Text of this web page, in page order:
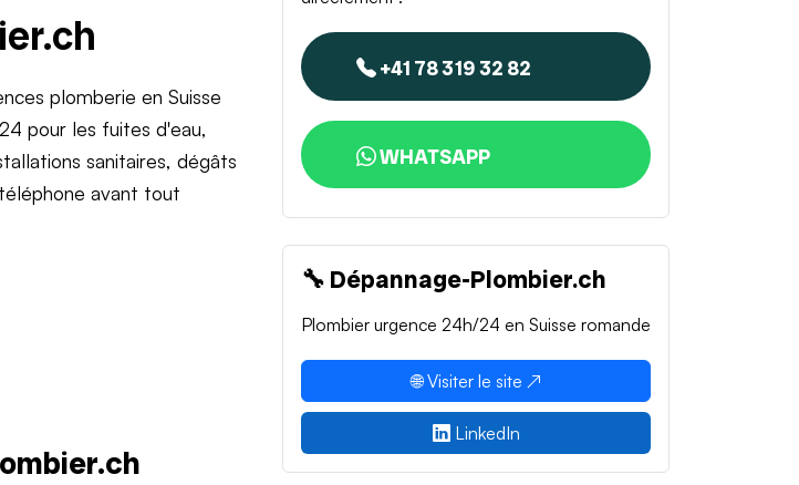
plomberie en Suisse
pour les fuites d'eau,
sanitaires, dégâts
avant tout
+41 78 319 32 82
WHATSAPP
🔧 Dépannage-Plombier.ch
Plombier urgence 24h/24 en Suisse romande
🌐 Visiter le site ↗
LinkedIn